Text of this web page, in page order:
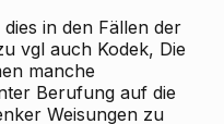
in den Fällen der
vgl auch Kodek, Die
manche
Berufung auf die
Weisungen zu